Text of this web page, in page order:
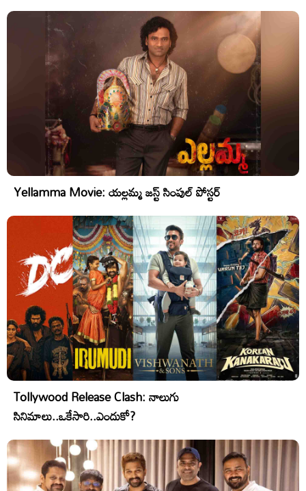
Yellamma Movie: యల్లమ్మ జస్ట్ సింపుల్ పోస్టర్
Tollywood Release Clash: నాలుగు
సినిమాలు..ఒకేసారి..ఎందుకో?